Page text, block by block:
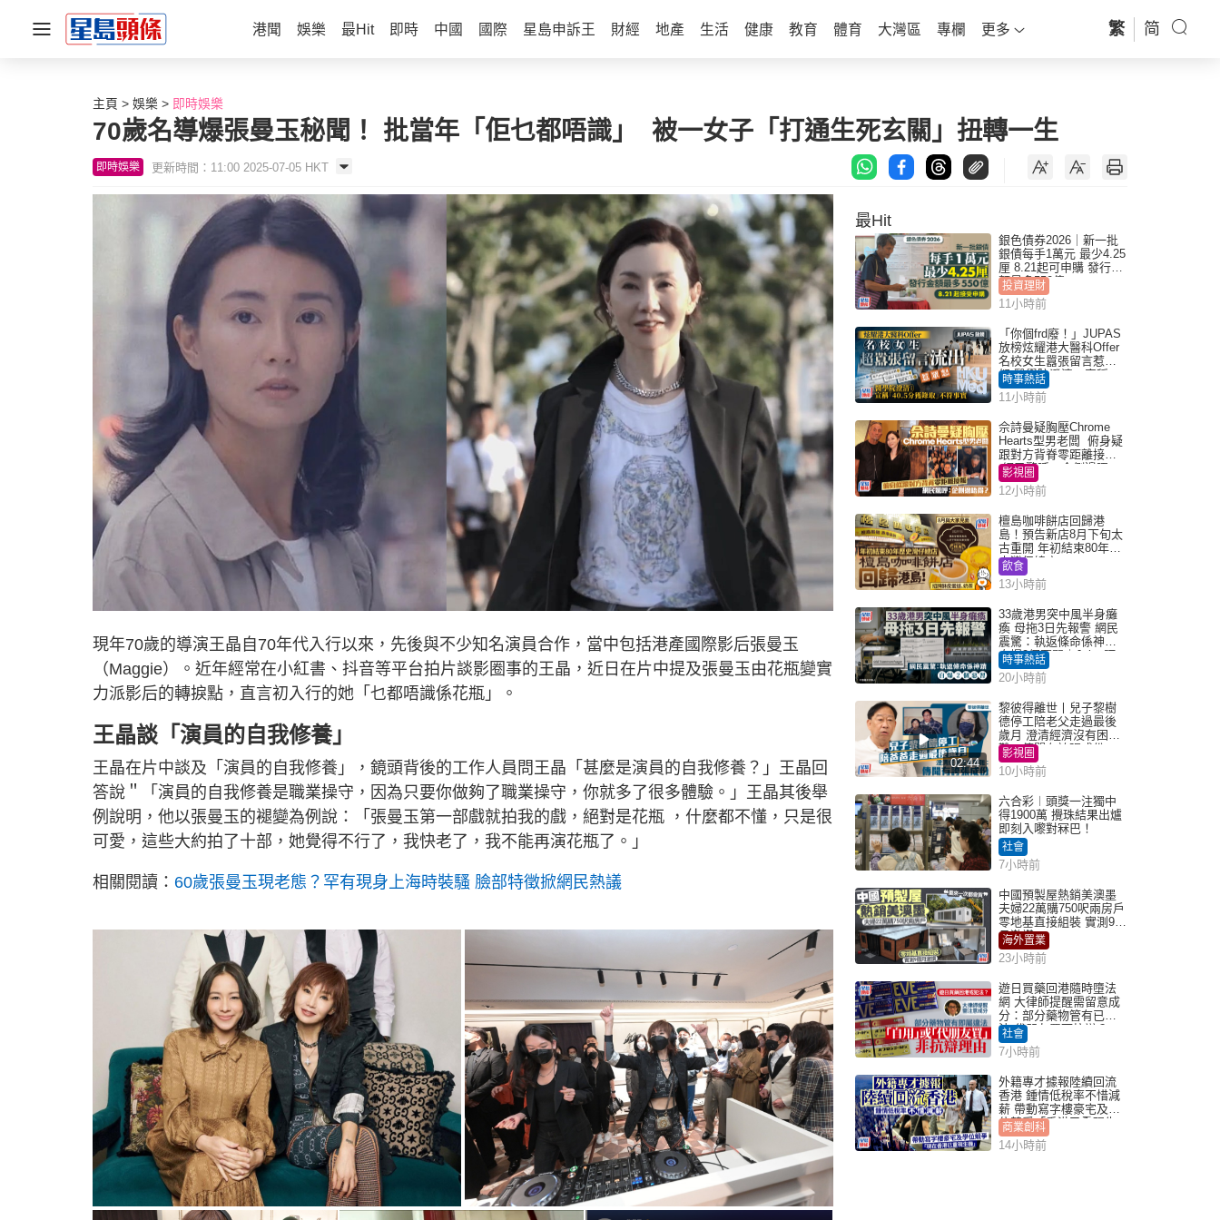
港聞 娛樂 最Hit 即時 中國 國際 星島申訴王 財經 地產 生活 健康 教育 體育 大灣區 專欄 更多 繁 简
主頁 娛樂 即時娛樂
70歲名導爆張曼玉秘聞！ 批當年「佢乜都唔識」 被一女子「打通生死玄關」扭轉一生
即時娛樂 更新時間：11:00 2025-07-05 HKT
現年70歲的導演王晶自70年代入行以來，先後與不少知名演員合作，當中包括港產國際影后張曼玉
（Maggie）。近年經常在小紅書、抖音等平台拍片談影圈事的王晶，近日在片中提及張曼玉由花瓶變實
力派影后的轉捩點，直言初入行的她「乜都唔識係花瓶」。
王晶談「演員的自我修養」
王晶在片中談及「演員的自我修養」，鏡頭背後的工作人員問王晶「甚麼是演員的自我修養？」王晶回
答說＂「演員的自我修養是職業操守，因為只要你做夠了職業操守，你就多了很多體驗。」王晶其後舉
例說明，他以張曼玉的褪變為例說：「張曼玉第一部戲就拍我的戲，絕對是花瓶 ，什麼都不懂，只是很
可愛，這些大約拍了十部，她覺得不行了，我快老了，我不能再演花瓶了。」
相關閱讀： 60歲張曼玉現老態？罕有現身上海時裝騷 臉部特徵掀網民熱議
最Hit
銀色債券2026｜新一批
銀債每手1萬元 最少4.25
厘 8.21起可申購 發行金
額最多550億
投資理財
11小時前
「你個frd廢！」JUPAS
放榜炫耀港大醫科Offer
名校女生囂張留言惹眾
怒 醫學院澄清：宣稱
「40.5分獲錄取」不符事
實｜Juicy叮
時事熱話
11小時前
佘詩曼疑胸壓Chrome
Hearts型男老闆 俯身疑
跟對方背脊零距離接觸
網民驚呼：企側邊唔
得？
影視圈
12小時前
檀島咖啡餅店回歸港
島！預告新店8月下旬太
古重開 年初結束80年歷
史灣仔總店
飲食
13小時前
33歲港男突中風半身癱
瘓 母拖3日先報警 網民
震驚：執返條命係神蹟
自爆2個惡習｜Juicy叮
時事熱話
20小時前
02:44
黎彼得離世丨兒子黎樹
德停工陪老父走過最後
歲月 澄清經濟沒有困
難：傳聞有誇張成份
影視圈
10小時前
六合彩︱頭獎一注獨中
得1900萬 攪珠結果出爐
即刻入嚟對冧巴！
社會
7小時前
中國預製屋熱銷美澳墨
夫婦22萬購750呎兩房戶
零地基直接組裝 實測9個
月激讚
海外置業
23小時前
遊日買藥回港隨時墮法
網 大律師提醒需留意成
分：部分藥物管有已違
法 代朋友買可抗辯？
社會
7小時前
外籍專才據報陸續回流
香港 鍾情低稅率不惜減
薪 帶動寫字樓豪宅及學
位競爭「香港已重現生
機」
商業創科
14小時前